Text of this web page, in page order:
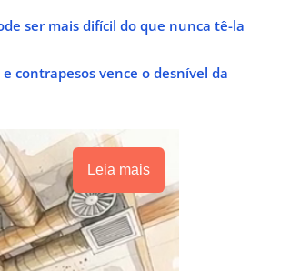
ser mais difícil do que nunca tê-la
contrapesos vence o desnível da
Leia mais